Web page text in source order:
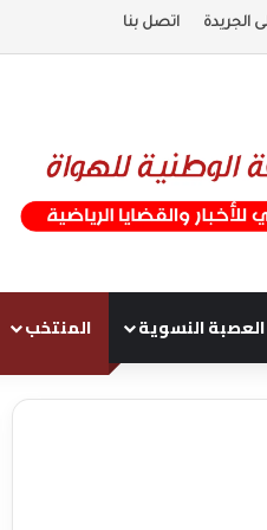
الجريدة اتصل بنا
العصبة النسوية المنتخب